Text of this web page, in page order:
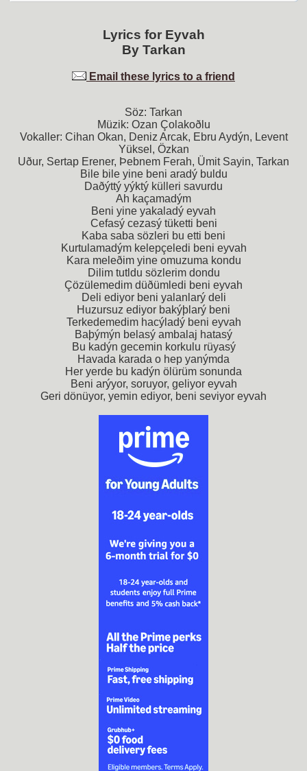
Lyrics for Eyvah
By Tarkan
Email these lyrics to a friend
Söz: Tarkan
Müzik: Ozan Çolakoðlu
Vokaller: Cihan Okan, Deniz Arcak, Ebru Aydýn, Levent
Yüksel, Özkan
Uður, Sertap Erener, Þebnem Ferah, Ümit Sayin, Tarkan
Bile bile yine beni aradý buldu
Daðýttý yýktý külleri savurdu
Ah kaçamadým
Beni yine yakaladý eyvah
Cefasý cezasý tüketti beni
Kaba saba sözleri bu etti beni
Kurtulamadým kelepçeledi beni eyvah
Kara meleðim yine omuzuma kondu
Dilim tutldu sözlerim dondu
Çözülemedim düðümledi beni eyvah
Deli ediyor beni yalanlarý deli
Huzursuz ediyor bakýþlarý beni
Terkedemedim hacýladý beni eyvah
Baþýmýn belasý ambalaj hatasý
Bu kadýn gecemin korkulu rüyasý
Havada karada o hep yanýmda
Her yerde bu kadýn ölürüm sonunda
Beni arýyor, soruyor, geliyor eyvah
Geri dönüyor, yemin ediyor, beni seviyor eyvah